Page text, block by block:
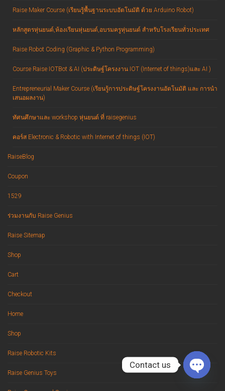
Raise Maker Course (เรียนรู้พื้นฐานระบบอัตโนมัติ ด้วย Arduino Robot)
หลักสูตรหุ่นยนต์,ห้องเรียนหุ่นยนต์,อบรมครูหุ่นยนต์ สำหรับโรงเรียนทั่วประเทศ
Raise Robot Coding (Graphic & Python Programming)
Course Raise IOTBot & AI (ประดิษฐ์โครงงาน IOT (Internet of things)และ AI )
Entrepreneurial Maker Course (เรียนรู้การประดิษฐ์โครงงานอัตโนมัติ และ การนำ
เสนอผลงาน)
ทัศนศึกษาและ workshop หุ่นยนต์ ที่ raisegenius
คอร์ส Electronic & Robotic with Internet of things (IOT)
RaiseBlog
Coupon
1529
ร่วมงานกับ Raise Genius
Raise Sitemap
Shop
Cart
Checkout
Home
Shop
Raise Robotic Kits
Raise Genius Toys
Contact us